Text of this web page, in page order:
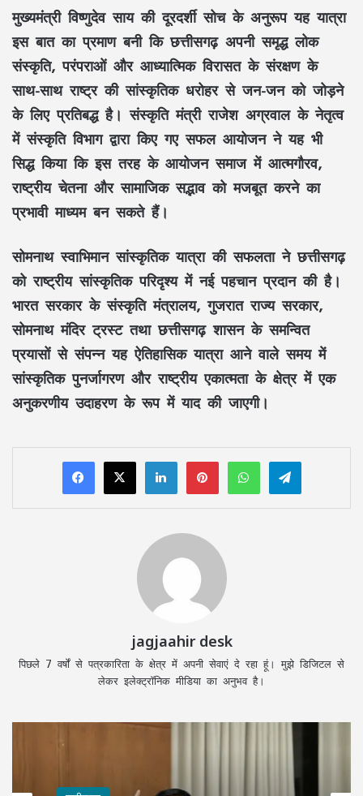
मुख्यमंत्री विष्णुदेव सायकी दूरदर्शी सोच के अनुरूप यह यात्रा
इस बात का प्रमाण बनी किछत्तीसगढ़अपनी समृद्धलोक
संस्कृति, परंपराओंऔर आध्यात्मिक विरासतके संरक्षण के
साथ-साथराष्ट्र की सांस्कृतिक धरोहरसे जन-जन को जोड़ने
के लिए प्रतिबद्ध है।संस्कृति मंत्री राजेश अग्रवालके नेतृत्व
मेंसंस्कृति विभागद्वारा किए गए सफल आयोजन ने यह भी
सिद्ध किया कि इस तरह के आयोजन समाज मेंआत्मगौरव,
राष्ट्रीय चेतनाऔरसामाजिक सद्भावको मजबूत करने का
प्रभावी माध्यम बन सकते हैं।
सोमनाथ स्वाभिमान सांस्कृतिक यात्राकी सफलता नेछत्तीसगढ़
कोराष्ट्रीय सांस्कृतिक परिदृश्यमें नई पहचान प्रदान की है।
भारत सरकार के संस्कृति मंत्रालय, गुजरात राज्य सरकार,
सोमनाथ मंदिर ट्रस्टतथाछत्तीसगढ़ शासनके समन्वित
प्रयासों से संपन्न यह ऐतिहासिक यात्रा आने वाले समय में
सांस्कृतिक पुनर्जागरणऔरराष्ट्रीय एकात्मताके क्षेत्र में एक
अनुकरणीय उदाहरण के रूप में याद की जाएगी।
LinkedInPinterestWhatsAppTelegram
jagjaahir desk
पिछले 7 वर्षों से पत्रकारिता के क्षेत्र में अपनी सेवाएं दे रहा हूं। मुझे डिजिटल से
लेकर इलेक्ट्रॉनिक मीडिया का अनुभव है।